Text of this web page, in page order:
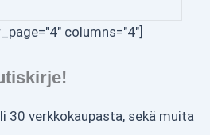
columns="4"]
30 verkkokaupasta, sekä muita